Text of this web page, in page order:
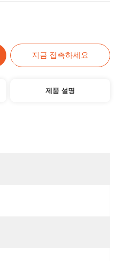
지금 접촉하세요
제품 설명